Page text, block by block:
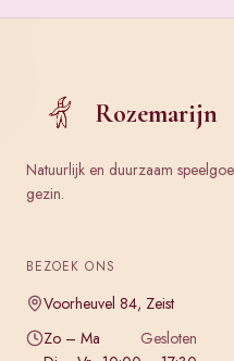
Rozemarijn
Natuurlijk en duurzaam
gezin.
BEZOEK ONS
Voorheuvel 84, Zeist
Zo – Ma
Gesloten